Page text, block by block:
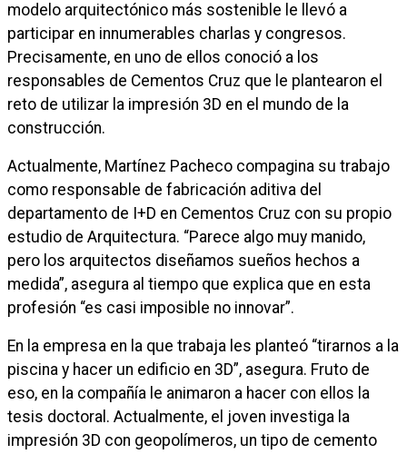
modelo arquitectónico más sostenible le llevó a
participar en innumerables charlas y congresos.
Precisamente, en uno de ellos conoció a los
responsables de Cementos Cruz que le plantearon el
reto de utilizar la impresión 3D en el mundo de la
construcción.
Actualmente, Martínez Pacheco compagina su trabajo
como responsable de fabricación aditiva del
departamento de I+D en Cementos Cruz con su propio
estudio de Arquitectura. “Parece algo muy manido,
pero los arquitectos diseñamos sueños hechos a
medida”, asegura al tiempo que explica que en esta
profesión “es casi imposible no innovar”.
En la empresa en la que trabaja les planteó “tirarnos a la
piscina y hacer un edificio en 3D”, asegura. Fruto de
eso, en la compañía le animaron a hacer con ellos la
tesis doctoral. Actualmente, el joven investiga la
impresión 3D con geopolímeros, un tipo de cemento